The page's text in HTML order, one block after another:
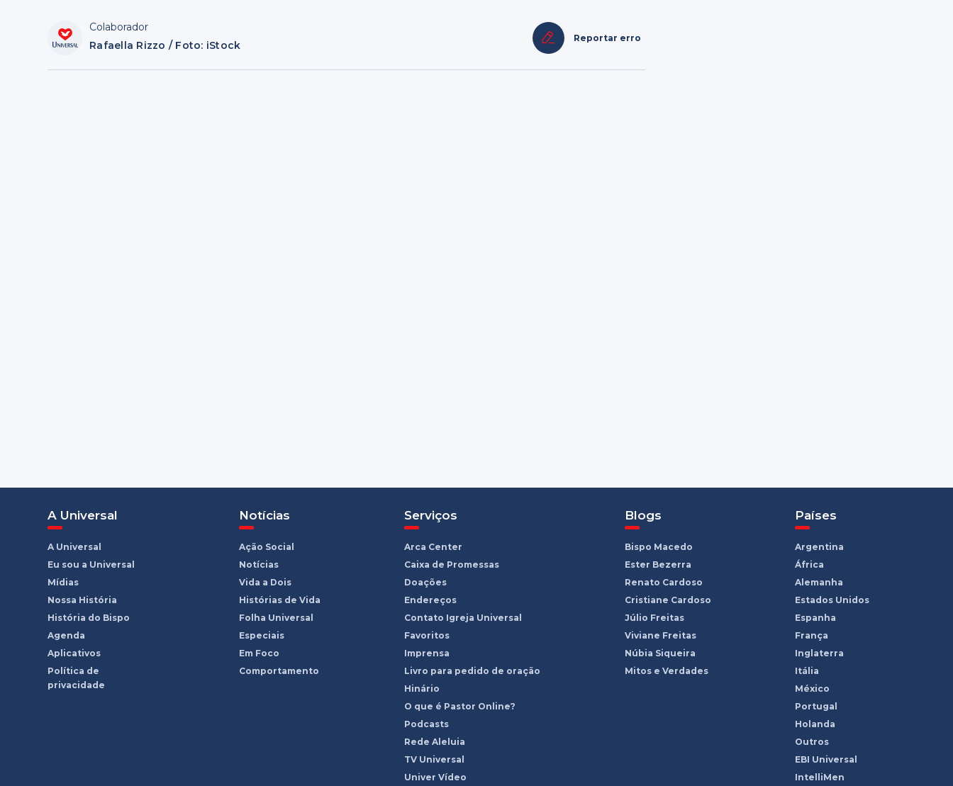
Colaborador
Rafaella Rizzo / Foto: iStock
Reportar erro
A Universal
A Universal
Eu sou a Universal
Mídias
Nossa História
História do Bispo
Agenda
Aplicativos
Política de
privacidade
Notícias
Ação Social
Notícias
Vida a Dois
Histórias de Vida
Folha Universal
Especiais
Em Foco
Comportamento
Serviços
Arca Center
Caixa de Promessas
Doações
Endereços
Contato Igreja Universal
Favoritos
Imprensa
Livro para pedido de oração
Hinário
O que é Pastor Online?
Podcasts
Rede Aleluia
TV Universal
Univer Vídeo
Blogs
Bispo Macedo
Ester Bezerra
Renato Cardoso
Cristiane Cardoso
Júlio Freitas
Viviane Freitas
Núbia Siqueira
Mitos e Verdades
Países
Argentina
África
Alemanha
Estados Unidos
Espanha
França
Inglaterra
Itália
México
Portugal
Holanda
Outros
EBI Universal
IntelliMen